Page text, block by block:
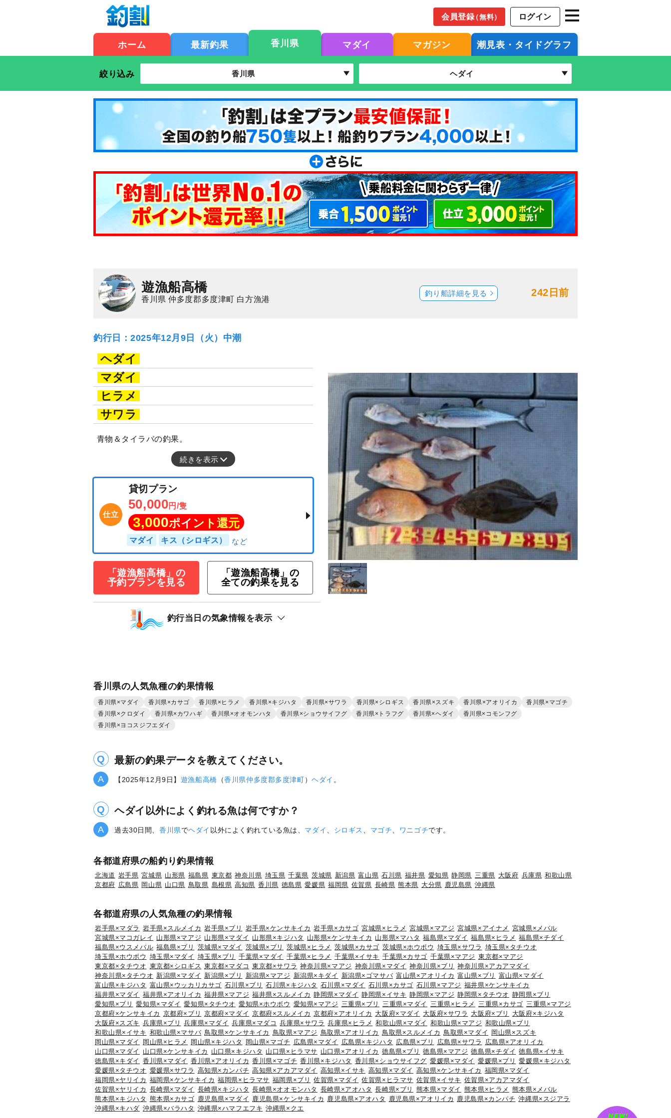
会員登録（無料） ログイン
ホーム 最新釣果 香川県 マダイ マガジン 潮見表・タイドグラフ
絞り込み 香川県 ヘダイ
遊漁船高橋
香川県 仲多度郡多度津町 白方漁港
242日前
釣り船詳細を見る
釣行日：2025年12月9日（火）中潮
ヘダイ
マダイ
ヒラメ
サワラ
青物＆タイラバの釣果。
続きを表示
仕立
貸切プラン
50,000
3,000ポイント還元
マダイ キス（シロギス）
「遊漁船高橋」の
予約プランを見る
「遊漁船高橋」の
全ての釣果を見る
釣行当日の気象情報を表示
香川県の人気魚種の釣果情報
香川県×マダイ 香川県×カサゴ 香川県×ヒラメ 香川県×キジハタ 香川県×サワラ 香川県×シロギス 香川県×スズキ 香川県×アオリイカ
香川県×マゴチ
香川県×クロダイ
香川県×カワハギ 香川県×オオモンハタ 香川県×ショウサイフグ 香川県×トラフグ 香川県×ヘダイ
香川県×コモンフグ
香川県×ヨコスジフエダイ
最新の釣果データを教えてください。
【2025年12月9日】 遊漁船高橋 （香川県仲多度郡多度津町）ヘダイ 。
ヘダイ以外によく釣れる魚は何ですか？
過去30日間、 香川県でヘダイ 以外によく釣れている魚は、 マダイ シロギス マゴチ ワニゴチです。
各都道府県の船釣り釣果情報
北海道 岩手県 宮城県 山形県 福島県 東京都 神奈川県 埼玉県 千葉県 茨城県 新潟県 富山県 石川県 福井県 愛知県 静岡県 三重県 大阪府 兵庫県 和歌山県
京都府 広島県 岡山県 山口県 鳥取県 島根県 高知県 香川県 徳島県 愛媛県 福岡県 佐賀県 長崎県 熊本県 大分県 鹿児島県 沖縄県
各都道府県の人気魚種の釣果情報
岩手県×マダラ 岩手県×スルメイカ 岩手県×ブリ 岩手県×ケンサキイカ 岩手県×カサゴ 宮城県×ヒラメ 宮城県×マアジ 宮城県×アイナメ 宮城県×メバル
宮城県×マコガレイ 山形県×マアジ 山形県×マダイ 山形県×キジハタ 山形県×ケンサキイカ 山形県×マハタ 福島県×マダイ 福島県×ヒラメ 福島県×チダイ
福島県×ウスメバル 福島県×ブリ 茨城県×マダイ 茨城県×ブリ 茨城県×ヒラメ 茨城県×カサゴ 茨城県×ホウボウ 埼玉県×サワラ 埼玉県×タチウオ
埼玉県×ホウボウ 埼玉県×マダイ 埼玉県×ブリ 千葉県×マダイ 千葉県×ヒラメ 千葉県×イサキ 千葉県×カサゴ 千葉県×マアジ 東京都×マアジ
東京都×タチウオ 東京都×シロギス 東京都×マダコ 東京都×サワラ 神奈川県×マアジ 神奈川県×マダイ 神奈川県×ブリ
神奈川県×アカアマダイ
神奈川県×タチウオ 新潟県×マダイ 新潟県×ブリ 新潟県×マアジ 新潟県×キダイ 新潟県×ゴマサバ 富山県×アオリイカ 富山県×ブリ
富山県×マダイ
富山県×キジハタ 富山県×ウッカリカサゴ 石川県×ブリ 石川県×キジハタ 石川県×マダイ 石川県×カサゴ 石川県×マアジ 福井県×ケンサキイカ
福井県×マダイ 福井県×アオリイカ 福井県×マアジ 福井県×スルメイカ 静岡県×マダイ 静岡県×イサキ 静岡県×マアジ 静岡県×タチウオ 静岡県×ブリ
愛知県×ブリ
愛知県×マダイ 愛知県×タチウオ 愛知県×ホウボウ 愛知県×マアジ 三重県×ブリ 三重県×マダイ 三重県×ヒラメ 三重県×カサゴ 三重県×マアジ
京都府×ケンサキイカ 京都府×ブリ 京都府×マダイ 京都府×スルメイカ 京都府×アオリイカ 大阪府×マダイ 大阪府×サワラ 大阪府×ブリ
大阪府×キジハタ
大阪府×スズキ 兵庫県×ブリ 兵庫県×マダイ 兵庫県×マダコ 兵庫県×サワラ 兵庫県×ヒラメ 和歌山県×マダイ 和歌山県×マアジ 和歌山県×ブリ
和歌山県×イサキ 和歌山県×マサバ 鳥取県×ケンサキイカ 鳥取県×マアジ 鳥取県×アオリイカ 鳥取県×スルメイカ 鳥取県×マダイ
岡山県×スズキ
岡山県×マダイ
岡山県×ヒラメ 岡山県×キジハタ 岡山県×マゴチ 広島県×マダイ 広島県×キジハタ 広島県×ブリ 広島県×サワラ
広島県×アオリイカ
山口県×マダイ
山口県×ケンサキイカ 山口県×キジハタ 山口県×ヒラマサ 山口県×アオリイカ 徳島県×ブリ 徳島県×マアジ 徳島県×チダイ 徳島県×イサキ
徳島県×キダイ 香川県×マダイ 香川県×アオリイカ 香川県×マゴチ 香川県×キジハタ 香川県×ショウサイフグ 愛媛県×マダイ 愛媛県×ブリ
愛媛県×キジハタ
愛媛県×タチウオ 愛媛県×サワラ 高知県×カンパチ 高知県×アカアマダイ 高知県×イサキ 高知県×マダイ 高知県×ケンサキイカ 福岡県×マダイ
福岡県×ヤリイカ 福岡県×ケンサキイカ 福岡県×ヒラマサ 福岡県×ブリ 佐賀県×マダイ 佐賀県×ヒラマサ 佐賀県×イサキ 佐賀県×アカアマダイ
佐賀県×ヤリイカ 長崎県×マダイ 長崎県×キジハタ 長崎県×オオモンハタ 長崎県×アオハタ 長崎県×ブリ 熊本県×マダイ 熊本県×ヒラメ 熊本県×メバル
熊本県×キジハタ 熊本県×カサゴ 鹿児島県×マダイ 鹿児島県×ケンサキイカ 鹿児島県×アオハタ 鹿児島県×アオリイカ 鹿児島県×カンパチ 沖縄県×スジアラ
沖縄県×キハダ 沖縄県×バラハタ 沖縄県×ハマフエフキ 沖縄県×クエ